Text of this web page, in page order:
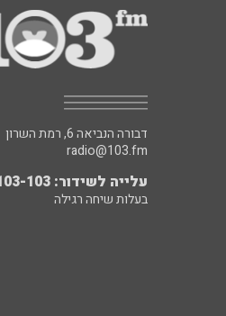
דבורה הנביאה 6, רמת השרון
radio@103.fm
עלייה לשידור: 0552-103-103
בעלות שיחה רגילה